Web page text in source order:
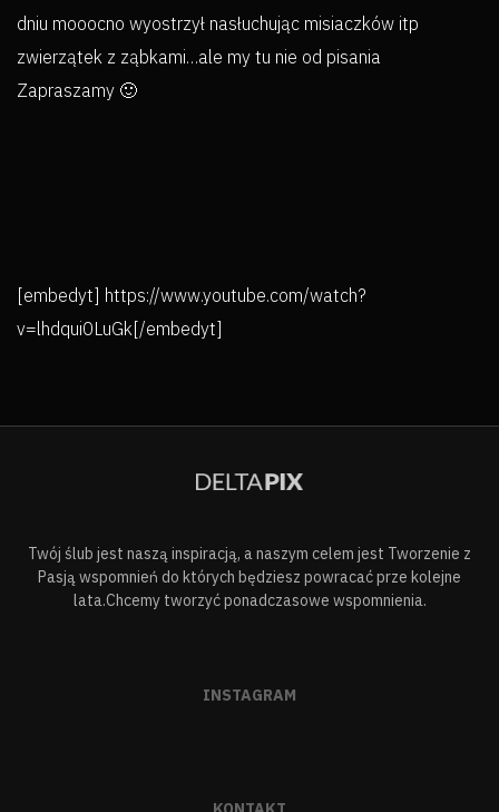
dniu mooocno wyostrzył nasłuchując misiaczków itp
zwierzątek z ząbkami…ale my tu nie od pisania
Zapraszamy 🙂
[embedyt] https://www.youtube.com/watch?
v=lhdqui0LuGk[/embedyt]
Twój ślub jest naszą inspiracją, a naszym celem jest Tworzenie z
Pasją wspomnień do których będziesz powracać prze kolejne
lata.Chcemy tworzyć ponadczasowe wspomnienia.
INSTAGRAM